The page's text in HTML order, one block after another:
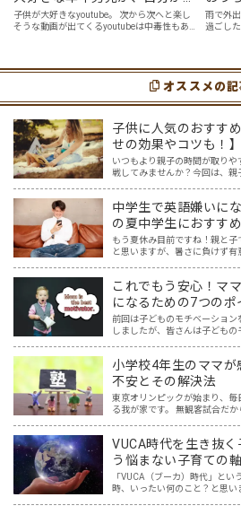
好んで見るyoutube英語動画５
選
子供が大好きなyoutube。 次から次へと楽し
そうな動画が出てくるyoutubeは中毒性もあ
youtubeやゲーム、アプリだ…
ガを
７選
雨で外
過ごし
スメの
オススメの記
子供に人気のおすす
せの効果やコツも！】
いつもより親子の時間が取り
戦してみませんか？今回は、
中学生で英語嫌いに
の夏中学生におすす
もう夏休み目前ですね！親と
と思いますが、暑さに負けず有
これでもう安心！マ
になるための7つのポ
前回は子どものモチベーショ
しましたが、皆さんは子ども
小学校4年生のママ
不安とその解決法
東京オリンピックが始まり、
る我が家です。 無観客試合だ
VUCA時代を生き抜
う悩まない子育ての
「VUCA（ブーカ）時代」と
時、いったい何のこと？と思